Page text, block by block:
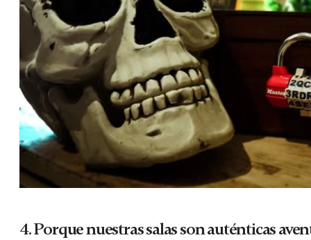
4. Porque nuestras salas son auténticas